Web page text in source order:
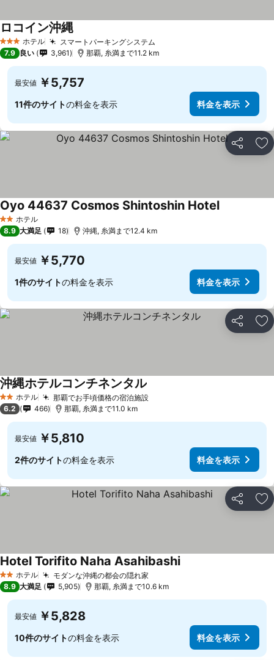
3 ホテルのランク
ホテル スマートパーキングシステム
ロコイン沖縄
7.9 良い 3,961 那覇, 糸満まで11.2 km
最安値 ￥5,757
11件のサイトの料金を表示 料金を表示
シェア お
2 ホテルのランク
ホテル
Oyo 44637 Cosmos Shintoshin Hotel
8.9 大満足 18 沖縄, 糸満まで12.4 km
最安値 ￥5,770
1件のサイトの料金を表示 料金を表示
シェア お
2 ホテルのランク
ホテル 那覇でお手頃価格の宿泊施設
沖縄ホテルコンチネンタル
6.2 466 那覇, 糸満まで11.0 km
最安値 ￥5,810
2件のサイトの料金を表示 料金を表示
シェア お
2 ホテルのランク
ホテル モダンな沖縄の都会の隠れ家
Hotel Torifito Naha Asahibashi
8.9 大満足 5,905 那覇, 糸満まで10.6 km
最安値 ￥5,828
10件のサイトの料金を表示 料金を表示